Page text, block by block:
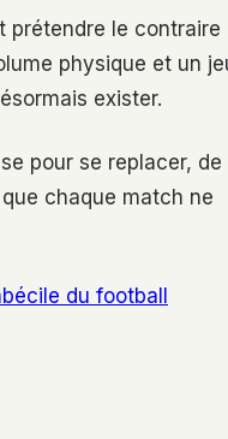
prétendre le contraire
physique et un
exister.
pour se replacer, de
chaque match ne
du football